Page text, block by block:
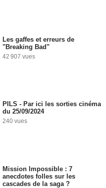
Les gaffes et erreurs de
"Breaking Bad"
42 907 vues
PILS - Par ici les sorties cinéma
du 25/09/2024
240 vues
Mission Impossible : 7
anecdotes folles sur les
cascades de la saga ?